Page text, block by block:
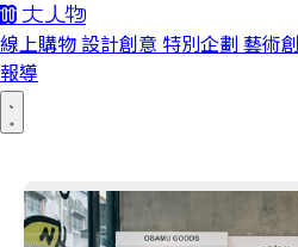
線上購物 設計創意 特別企劃 藝術
報導